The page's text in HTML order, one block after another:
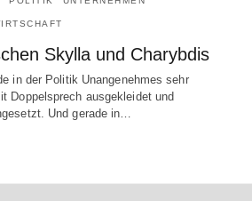
Skylla und Charybdis
in der Politik Unangenehmes sehr
Doppelsprech ausgekleidet und
Und gerade in…